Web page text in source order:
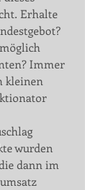
Erhalte
Immer
kleinen
wurden
dann im